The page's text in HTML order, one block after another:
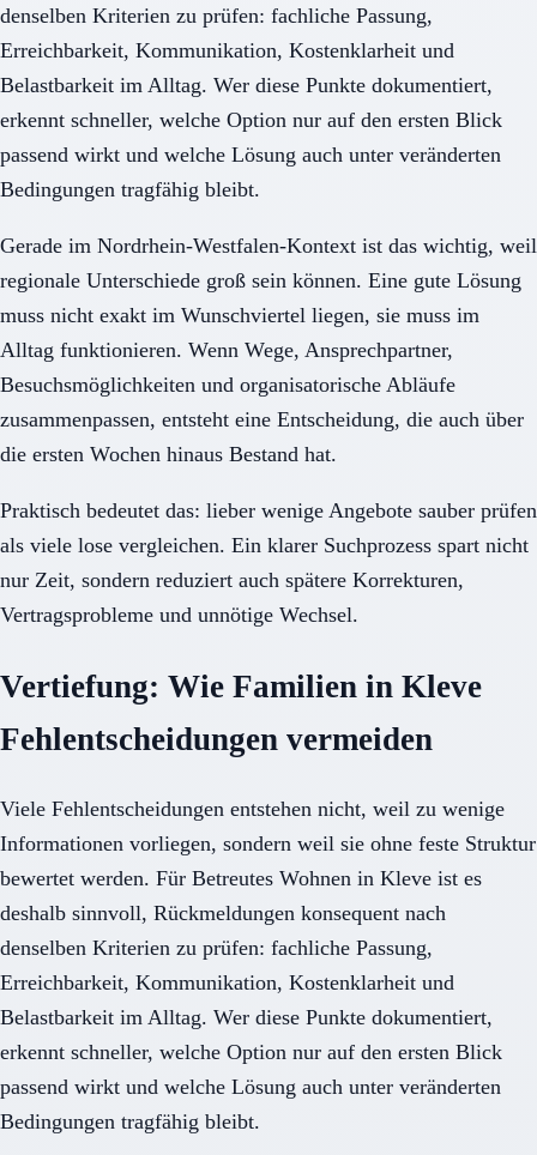
denselben Kriterien zu prüfen: fachliche Passung,
Erreichbarkeit, Kommunikation, Kostenklarheit und
Belastbarkeit im Alltag. Wer diese Punkte dokumentiert,
erkennt schneller, welche Option nur auf den ersten Blick
passend wirkt und welche Lösung auch unter veränderten
Bedingungen tragfähig bleibt.
Gerade im Nordrhein-Westfalen-Kontext ist das wichtig, weil
regionale Unterschiede groß sein können. Eine gute Lösung
muss nicht exakt im Wunschviertel liegen, sie muss im
Alltag funktionieren. Wenn Wege, Ansprechpartner,
Besuchsmöglichkeiten und organisatorische Abläufe
zusammenpassen, entsteht eine Entscheidung, die auch über
die ersten Wochen hinaus Bestand hat.
Praktisch bedeutet das: lieber wenige Angebote sauber prüfen
als viele lose vergleichen. Ein klarer Suchprozess spart nicht
nur Zeit, sondern reduziert auch spätere Korrekturen,
Vertragsprobleme und unnötige Wechsel.
Vertiefung: Wie Familien in Kleve
Fehlentscheidungen vermeiden
Viele Fehlentscheidungen entstehen nicht, weil zu wenige
Informationen vorliegen, sondern weil sie ohne feste Struktur
bewertet werden. Für Betreutes Wohnen in Kleve ist es
deshalb sinnvoll, Rückmeldungen konsequent nach
denselben Kriterien zu prüfen: fachliche Passung,
Erreichbarkeit, Kommunikation, Kostenklarheit und
Belastbarkeit im Alltag. Wer diese Punkte dokumentiert,
erkennt schneller, welche Option nur auf den ersten Blick
passend wirkt und welche Lösung auch unter veränderten
Bedingungen tragfähig bleibt.